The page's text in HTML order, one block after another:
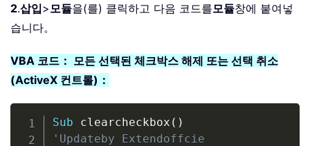
2.삽입>모듈을(를) 클릭하고 다음 코드를모듈창에 붙여넣
습니다。
VBA 코드： 모든 선택된 체크박스 해제 또는 선택 취소
(ActiveX 컨트롤)：
Sub clearcheckbox ( )
'Updateby Extendoffcie